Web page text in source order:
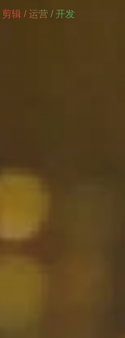
辑 / 运营 / 开发